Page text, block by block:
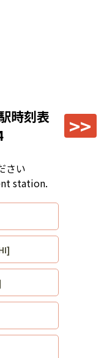
時刻表
>>
さい
station.